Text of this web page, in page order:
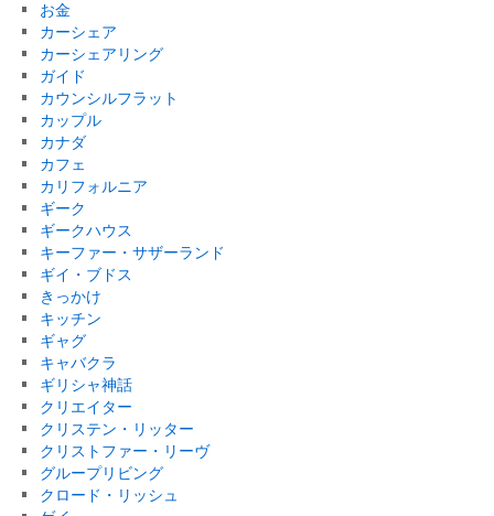
お金
カーシェア
カーシェアリング
ガイド
カウンシルフラット
カップル
カナダ
カフェ
カリフォルニア
ギーク
ギークハウス
キーファー・サザーランド
ギイ・ブドス
きっかけ
キッチン
ギャグ
キャバクラ
ギリシャ神話
クリエイター
クリステン・リッター
クリストファー・リーヴ
グループリビング
クロード・リッシュ